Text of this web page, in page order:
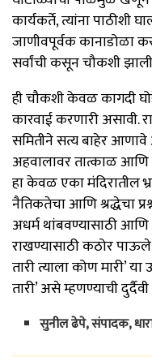
कार्यकर्ते, त्यांना
जाणीवपूर्वक कानाडोळा
सर्वांची कसून चौकशी
ही चौकशी केवळ कागदी
कारवाई करणारी असावी.
समितीने सत्य बाहेर आणावे
अहवालावर तात्काळ आणि
हा केवळ एका मंदिरातील
नैतिकतेचा आणि श्रद्धेचा
अधर्म थांबवण्यासाठी आणि
राखण्यासाठी कठोर
तारी त्याला कोण मारी’
तारी’ असे म्हणण्याची
सुनील ढेपे, संपादक,